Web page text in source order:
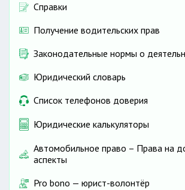
Справки
Получение водительских прав
Законодательные нормы о
Юридический словарь
Список телефонов доверия
Юридические калькуляторы
Автомобильное право – Права на
аспекты
Pro bono — юрист-волонтёр